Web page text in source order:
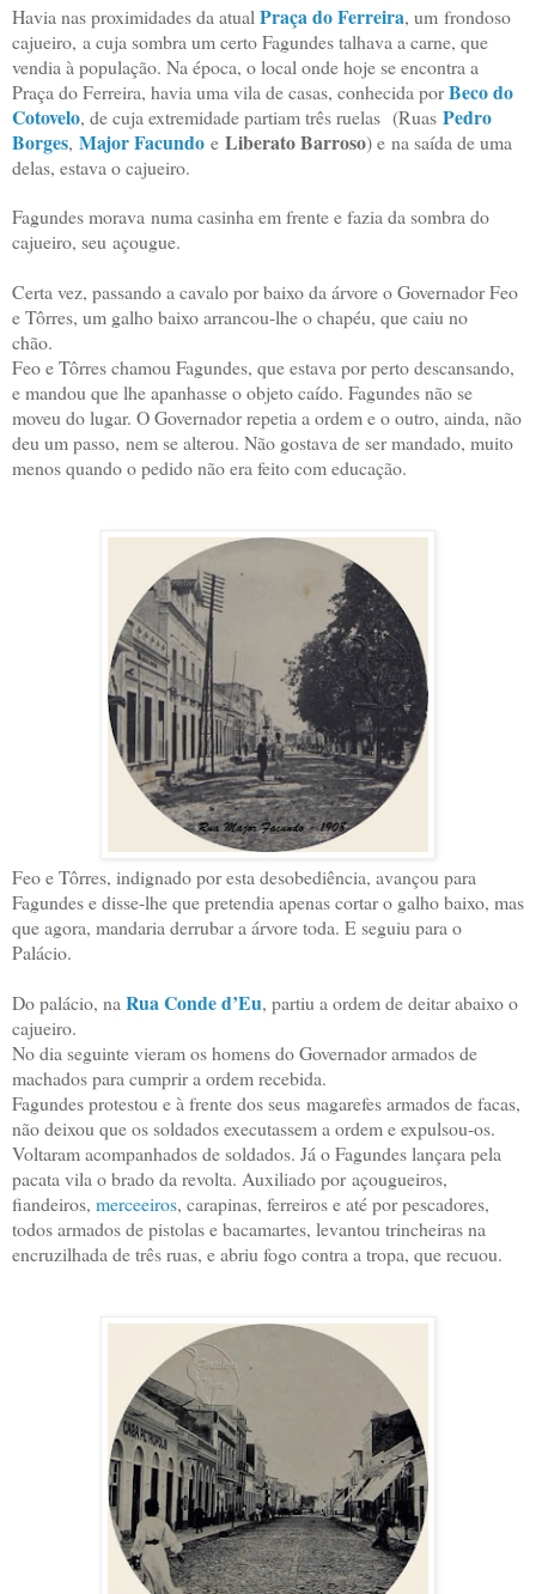
Havia nas proximidades da atual Praça do Ferreira, um frondoso
cajueiro, a cuja sombra um certo Fagundes talhava a carne, que
vendia à população. Na época, o local onde hoje se encontra a
Praça do Ferreira, havia uma vila de casas, conhecida porBeco do
Cotovelo, de cuja extremidade partiam três ruelas (Ruas Pedro
Borges, Major Facundo e Liberato Barroso) e na saída de uma
delas, estava o cajueiro.
Fagundes morava numa casinha em frente e fazia da sombra do
cajueiro, seu açougue.
Certa vez, passando a cavalo por baixo da árvore o Governador Feo
e Tôrres, um galho baixo arrancou-lhe o chapéu, que caiu no
chão.
Feo e Tôrres chamou Fagundes, que estava por perto descansando,
e mandou que lhe apanhasse o objeto caído. Fagundes não se
moveu do lugar. O Governador repetia a ordem e o outro, ainda, não
deu um passo, nem se alterou. Não gostava de ser mandado, muito
menos quando o pedido não era feito com educação.
Feo e Tôrres, indignado por esta desobediência, avançou para
Fagundes e disse-lhe que pretendia apenas cortar o galho baixo, mas
que agora, mandaria derrubar a árvore toda. E seguiu para o
Palácio.
Do palácio, na Rua Conde d’Eu, partiu a ordem de deitar abaixo o
cajueiro.
No dia seguinte vieram os homens do Governador armados de
machados para cumprir a ordem recebida.
Fagundes protestou e à frente dos seus magarefes armados de facas,
não deixou que os soldados executassem a ordem e expulsou-os.
Voltaram acompanhados de soldados. Já o Fagundes lançara pela
pacata vila o brado da revolta. Auxiliado por açougueiros,
fiandeiros, merceeiros, carapinas, ferreiros e até por pescadores,
todos armados de pistolas e bacamartes, levantou trincheiras na
encruzilhada de três ruas, e abriu fogo contra a tropa, que recuou.